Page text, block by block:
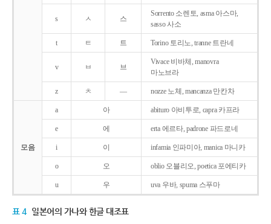
s ㅅ 스
Sorrento 소렌토, asma 아스마,
sasso 사소
t ㅌ 트 Torino 토리노, tranne 트란네
v ㅂ 브
Vivace 비바체, manovra
마노브라
z ㅊ ― nozze 노체, mancanza 만칸차
모음
a 아 abituro 아비투로, capra 카프라
e 에 erta 에르타, padrone 파드로네
i 이 infamia 인파미아, manica 마니카
o 오 oblio 오블리오, poetica 포에티카
u 우 uva 우바, spuma 스푸마
표 4 일본어의 가나와 한글 대조표